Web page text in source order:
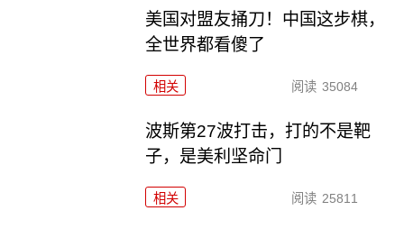
美国对盟友捅刀！中国这步棋，
全世界都看傻了
相关 阅读 35084
波斯第27波打击，打的不是靶
子，是美利坚命门
相关 阅读 25811